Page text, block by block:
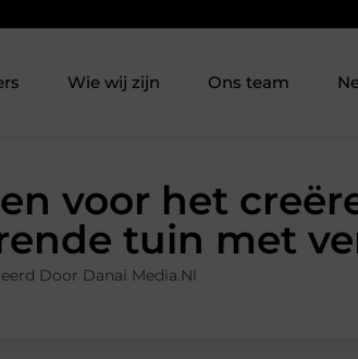
Wie wij zijn Ons team
voor het
tuin met
Door Danai Media.nl